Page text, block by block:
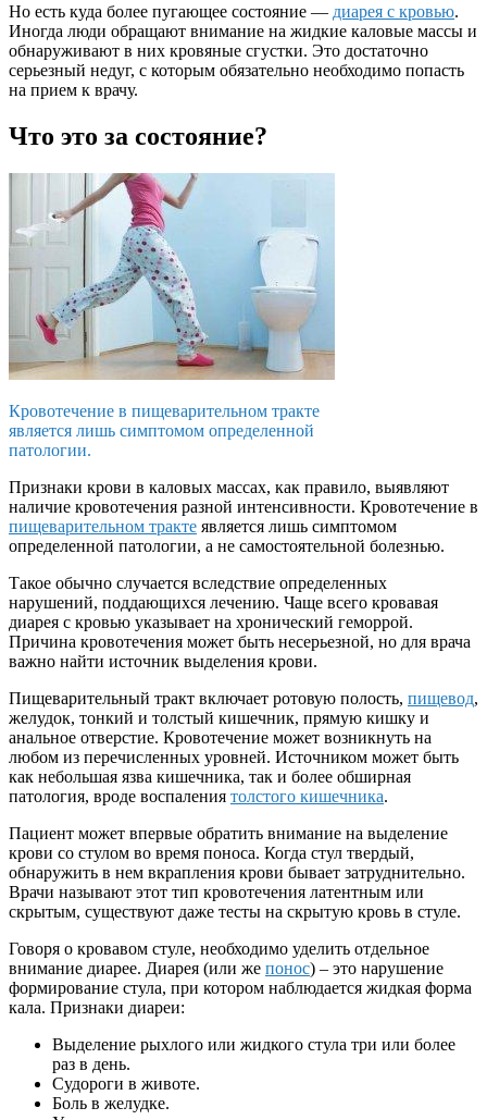
Но есть куда более пугающее состояние — диарея с кровью.
Иногда люди обращают внимание на жидкие каловые массы и
обнаруживают в них кровяные сгустки. Это достаточно
серьезный недуг, с которым обязательно необходимо попасть
на прием к врачу.
Что это за состояние?
Кровотечение в пищеварительном тракте
является лишь симптомом определенной
патологии.
Признаки крови в каловых массах, как правило, выявляют
наличие кровотечения разной интенсивности. Кровотечение в
пищеварительном тракте является лишь симптомом
определенной патологии, а не самостоятельной болезнью.
Такое обычно случается вследствие определенных
нарушений, поддающихся лечению. Чаще всего кровавая
диарея с кровью указывает на хронический геморрой.
Причина кровотечения может быть несерьезной, но для врача
важно найти источник выделения крови.
Пищеварительный тракт включает ротовую полость, пищевод,
желудок, тонкий и толстый кишечник, прямую кишку и
анальное отверстие. Кровотечение может возникнуть на
любом из перечисленных уровней. Источником может быть
как небольшая язва кишечника, так и более обширная
патология, вроде воспаления толстого кишечника.
Пациент может впервые обратить внимание на выделение
крови со стулом во время поноса. Когда стул твердый,
обнаружить в нем вкрапления крови бывает затруднительно.
Врачи называют этот тип кровотечения латентным или
скрытым, существуют даже тесты на скрытую кровь в стуле.
Говоря о кровавом стуле, необходимо уделить отдельное
внимание диарее. Диарея (или же понос) – это нарушение
формирование стула, при котором наблюдается жидкая форма
кала. Признаки диареи:
Выделение рыхлого или жидкого стула три или более
раз в день.
Судороги в животе.
Боль в желудке.